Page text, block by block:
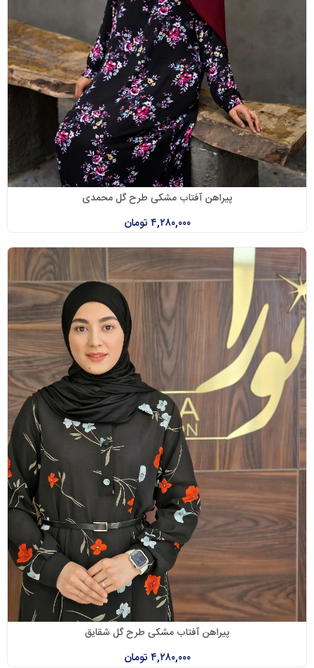
پیراهن آفتاب مشکی طرح گل محمدی
۴,۲۸۰,۰۰۰ تومان
پیراهن آفتاب مشکی طرح گل شقایق
۴,۲۸۰,۰۰۰ تومان